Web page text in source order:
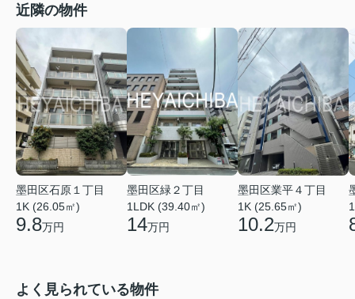
近隣の物件
墨田区石原１丁目
1K (26.05㎡)
9.8万円
墨田区緑２丁目
1LDK (39.40㎡)
14万円
墨田区業平４丁目
1K (25.65㎡)
10.2万円
よく見られている物件